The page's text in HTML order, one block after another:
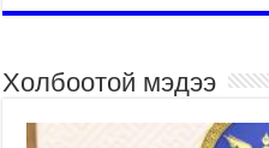
Холбоотой мэдээ